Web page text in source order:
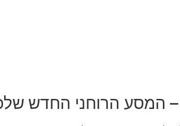
– המסע הרוחני החדש